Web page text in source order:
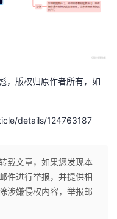
，版权归原作者所有，如
details/124763187
载文章，如果您发现本
件进行举报，并提供相
涉嫌侵权内容，举报邮